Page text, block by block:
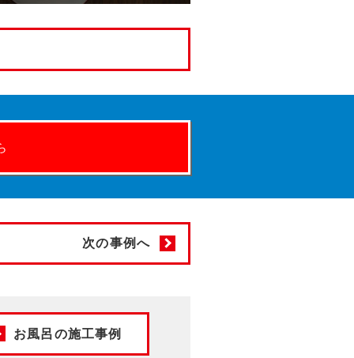
次の事例へ
お風呂の施工事例